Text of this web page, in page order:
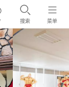
搜索 菜单